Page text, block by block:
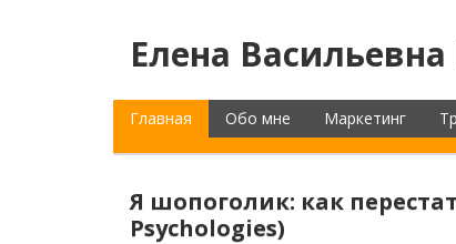
Елена
Главная Обо мне Маркетинг
Я шопоголик: как
Psychologies)